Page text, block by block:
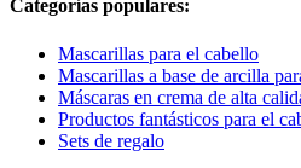
Categorías populares:
Mascarillas para el cabello
Mascarillas a base de arcilla
Máscaras en crema de alta
Productos fantásticos para el
Sets de regalo